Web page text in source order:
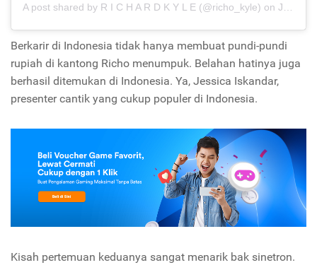
A post shared by R I C H A R D K Y L E (@richo_kyle) on Jun 17, 2019 at 3:14am PDT
Berkarir di Indonesia tidak hanya membuat pundi-pundi
rupiah di kantong Richo menumpuk. Belahan hatinya juga
berhasil ditemukan di Indonesia. Ya, Jessica Iskandar,
presenter cantik yang cukup populer di Indonesia.
Kisah pertemuan keduanya sangat menarik bak sinetron.